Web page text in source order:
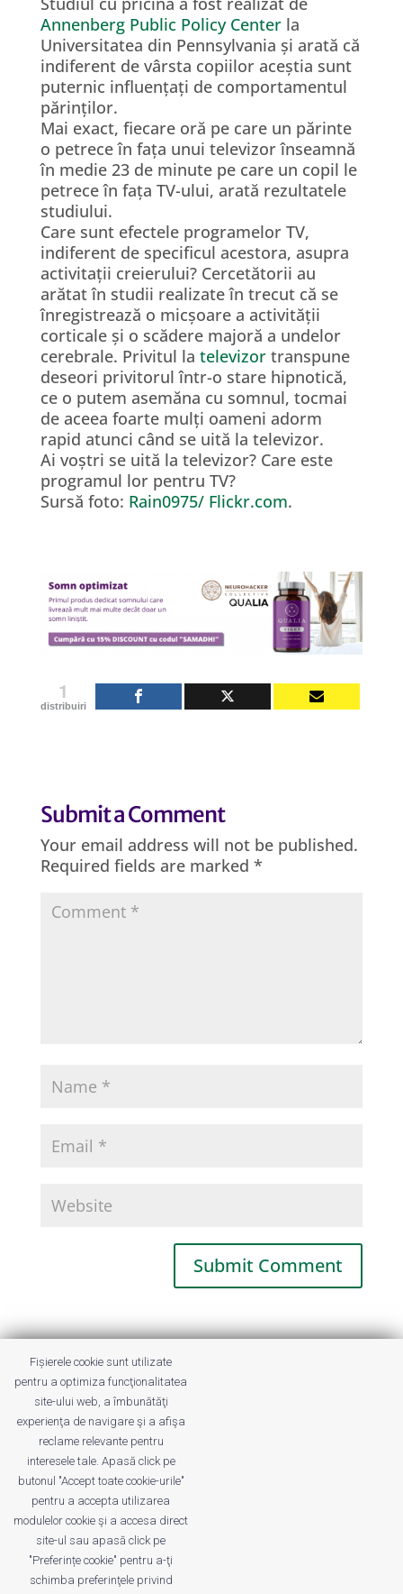
Annenberg Public Policy Centerla
Universitatea din Pennsylvania și arată că
indiferent de vârsta copiilor aceștia sunt
puternic influențați de comportamentul
părinților.
Mai exact, fiecare oră pe care un părinte
o petrece în fața unui televizor înseamnă
în medie 23 de minute pe care un copil le
petrece în fața TV-ului, arată rezultatele
studiului.
Care sunt efectele programelor TV,
indiferent de specificul acestora, asupra
activitații creierului? Cercetătorii au
arătat în studii realizate în trecut că se
înregistrează o micșoare a activității
corticale și o scădere majoră a undelor
cerebrale. Privitul la televizortranspune
deseori privitorul într-o stare hipnotică,
ce o putem asemăna cu somnul, tocmai
de aceea foarte mulți oameni adorm
rapid atunci când se uită la televizor.
Ai voștri se uită la televizor? Care este
programul lor pentru TV?
Sursă foto: Rain0975/ Flickr.com.
1
distribuiri
Submit a Comment
Your email address will not be published.
Required fields are marked *
This site uses Akismet to reduce spam.
Learn how your comment data is
processed.
Despre noi Publicitate
Privacy
Fișierele cookie sunt utilizate
pentru a optimiza funcţionalitatea
site-ului web, a îmbunătăţi
experienţa de navigare şi a afişa
reclame relevante pentru
interesele tale. Apasă click pe
butonul "Accept toate cookie-urile"
pentru a accepta utilizarea
modulelor cookie şi a accesa direct
site-ul sau apasă click pe
"Preferințe cookie" pentru a-ţi
schimba preferinţele privind